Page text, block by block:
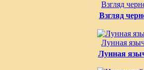
Взгляд
Взгляд
Лунная
Лунная